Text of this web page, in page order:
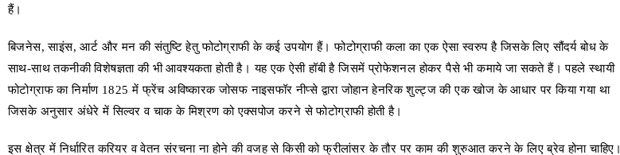
हैं।
बिजनेस, साइंस, आर्ट और मन की संतुष्टि हेतु फोटोग्राफी के कई उपयोग हैं। फोटोग्राफी कला का एक ऐसा स्वरुप है जिसके लिए सौंदर्य बोध के
साथ-साथ तकनीकी विशेषज्ञता की भी आवश्यकता होती है। यह एक ऐसी हॉबी है जिसमें प्रोफेशनल होकर पैसे भी कमाये जा सकते हैं। पहले स्थायी
फोटोग्राफ का निर्माण 1825 में फ्रेंच अविष्कारक जोसफ नाइसफॉर नीप्से द्वारा जोहान हेनरिक शुल्ट्ज की एक खोज के आधार पर किया गया था
जिसके अनुसार अंधेरे में सिल्वर व चाक के मिश्रण को एक्सपोज करने से फोटोग्राफी होती है।
इस क्षेत्र में निर्धारित करियर व वेतन संरचना ना होने की वजह से किसी को फ्रीलांसर के तौर पर काम की शुरुआत करने के लिए ब्रेव होना चाहिए।